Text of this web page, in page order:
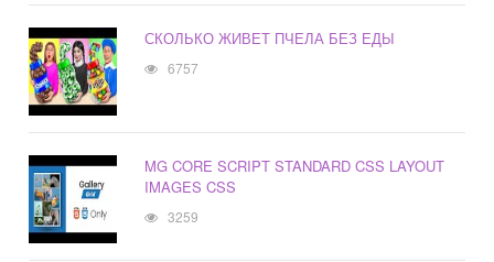
СКОЛЬКО ЖИВЕТ ПЧЕЛА БЕЗ ЕДЫ
6757
MG CORE SCRIPT STANDARD CSS LAYOUT
IMAGES CSS
3259